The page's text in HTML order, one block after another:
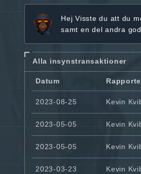
Hej Visste du att du
samt en del andra
Alla insynstransaktioner
Datum
2023-08-25 Kevin
2023-05-05 Kevin
2023-05-05 Kevin
2023-03-23 Kevin